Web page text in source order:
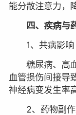
能分散注意力，
四、疾病与
1、共病影响
糖尿病、高血
血管损伤间接导
神经病变发生率
2、药物副作